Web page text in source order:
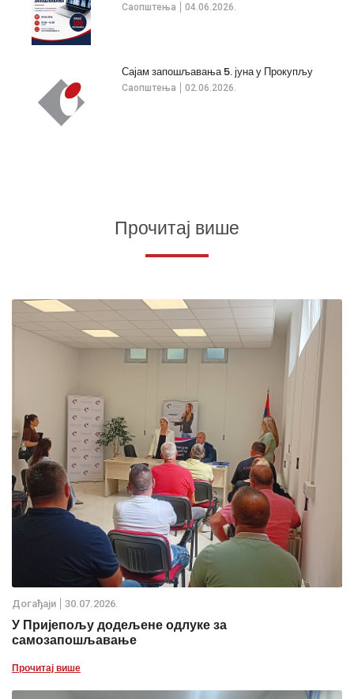
Саопштења 04.06.2026.
Саопштења 02.06.2026.
Сајам запошљавања 5. јуна у Прокупљу
Прочитај више
Дoгађаjи 30.07.2026.
У Пријепољу додељене одлуке за
самозапошљавање
Прочитај више